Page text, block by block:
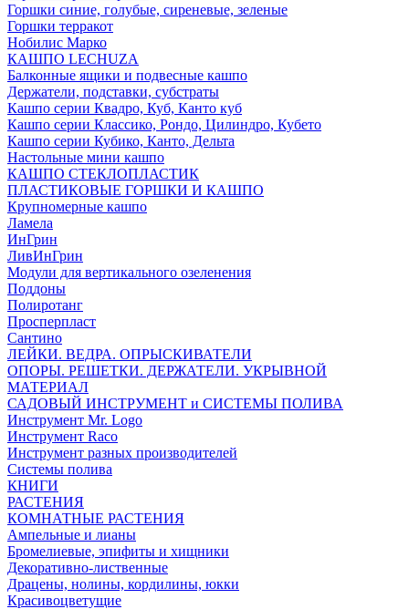
Горшки синие, голубые, сиреневые, зеленые
Горшки терракот
Нобилис Марко
КАШПО LECHUZA
Балконные ящики и подвесные кашпо
Держатели, подставки, субстраты
Кашпо серии Квадро, Куб, Канто куб
Кашпо серии Классико, Рондо, Цилиндро, Кубето
Кашпо серии Кубико, Канто, Дельта
Настольные мини кашпо
КАШПО СТЕКЛОПЛАСТИК
ПЛАСТИКОВЫЕ ГОРШКИ И КАШПО
Крупномерные кашпо
Ламела
ИнГрин
ЛивИнГрин
Модули для вертикального озеленения
Поддоны
Полиротанг
Просперпласт
Сантино
ЛЕЙКИ. ВЕДРА. ОПРЫСКИВАТЕЛИ
ОПОРЫ. РЕШЕТКИ. ДЕРЖАТЕЛИ. УКРЫВНОЙ
МАТЕРИАЛ
САДОВЫЙ ИНСТРУМЕНТ и СИСТЕМЫ ПОЛИВА
Инструмент Mr. Logo
Инструмент Raco
Инструмент разных производителей
Системы полива
КНИГИ
РАСТЕНИЯ
КОМНАТНЫЕ РАСТЕНИЯ
Ампельные и лианы
Бромелиевые, эпифиты и хищники
Декоративно-лиственные
Драцены, нолины, кордилины, юкки
Красивоцветущие